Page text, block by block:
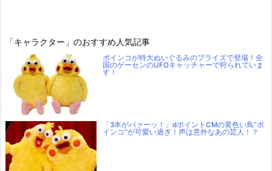
「キャラクター」のおすすめ人気記事
ポインコが特大ぬいぐるみのプライズで登場！全
国のゲーセンのUFOキャッチャーで狩られていま
す！
「3本がパァーッ！」dポイントCMの黄色い鳥”ポ
インコ”が可愛い過ぎ！声は意外なあの芸人！？